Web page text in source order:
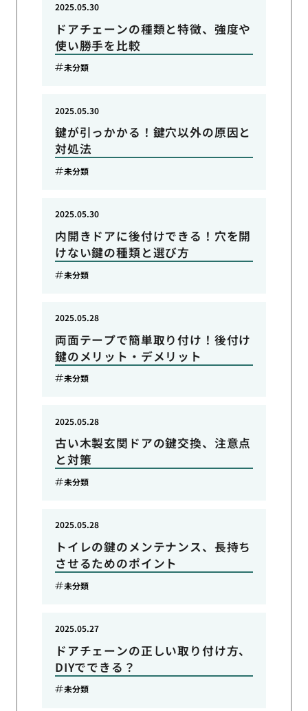
ドアチェーンの種類と特徴、強度や
使い勝手を比較
2025.05.30
未分類
鍵が引っかかる！鍵穴以外の原因と
対処法
2025.05.30
未分類
内開きドアに後付けできる！穴を開
けない鍵の種類と選び方
2025.05.30
未分類
両面テープで簡単取り付け！後付け
鍵のメリット・デメリット
2025.05.28
未分類
古い木製玄関ドアの鍵交換、注意点
と対策
2025.05.28
未分類
トイレの鍵のメンテナンス、長持ち
させるためのポイント
2025.05.28
未分類
ドアチェーンの正しい取り付け方、
DIYでできる？
2025.05.27
未分類